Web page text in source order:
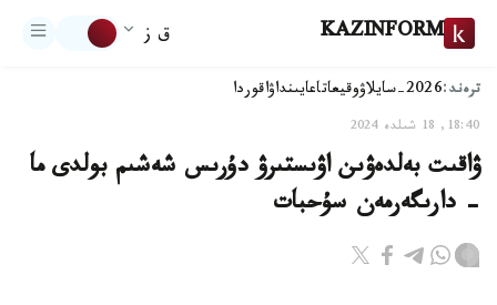
KAZINFORM ق ز
ترەند:2026-سايلاۋ وقيعاتاعايىنداۋاقوردا
18:40, 18 شىلدە 2024
ۋاقىت بەلدەۋىن اۋىستىرۋ دۇرىس شەشىم بولدى ما
- دارىگەرمەن سۇحبات